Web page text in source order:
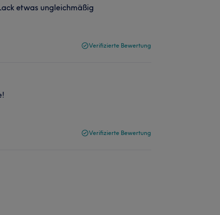
etwas ungleichmäßig
Verifizierte Bewertung
Verifizierte Bewertung